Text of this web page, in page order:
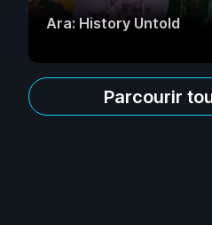
Ara: History Untold
Parcourir